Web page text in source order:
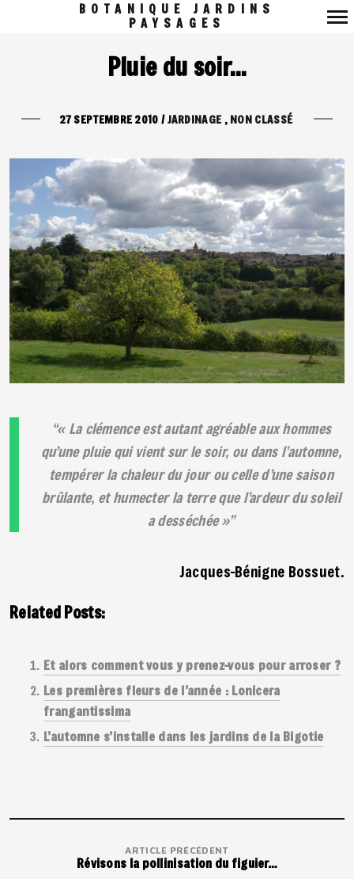
principale
BOTANIQUE JARDINS
PAYSAGES
Pluie du soir…
27 SEPTEMBRE 2010 /JARDINAGE NON CLASSÉ
« La clémence est autant agréable aux hommes
qu’une pluie qui vient sur le soir, ou dans l’automne,
tempérer la chaleur du jour ou celle d’une saison
brûlante, et humecter la terre que l’ardeur du soleil
a desséchée »
Jacques-Bénigne Bossuet.
Related Posts:
Et alors comment vous y prenez-vous pour arroser ?
Les premières fleurs de l’année : Lonicera
frangantissima
L’automne s’installe dans les jardins de la Bigotie
ARTICLE PRÉCÉDENT
Révisons la pollinisation du figuier…